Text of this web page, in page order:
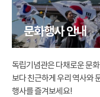
문화행사 안내
독립기념관은 다채로운 문
보다 친근하게 우리 역사와
행사를 즐겨보세요!